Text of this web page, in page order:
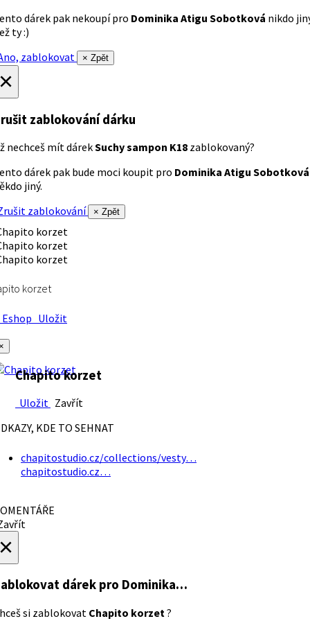
dárek pak nekoupí pro Dominika Atigu Sobotková nikdo
ty :)
zablokovat
× Zpět
zablokování dárku
nechceš mít dárekSuchy sampon K18 zablokovaný?
dárek pak bude moci koupit pro Dominika Atigu Sobotková
jiný.
zablokování
× Zpět
korzet
Uložit
Chapito korzet
Uložit Zavřít
KDE TO SEHNAT
chapitostudio.cz/collections/vesty…
chapitostudio.cz…
dárek pro Dominika…
si zablokovat Chapito korzet?